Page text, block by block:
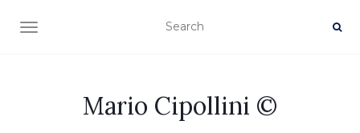
TOGGLE NAVIGATION
Mario Cipollini ©